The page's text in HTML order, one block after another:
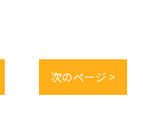
次のページ >